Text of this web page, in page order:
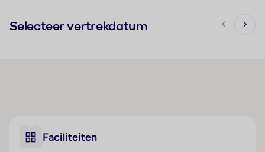
Selecteer vertrekdatum
Faciliteiten